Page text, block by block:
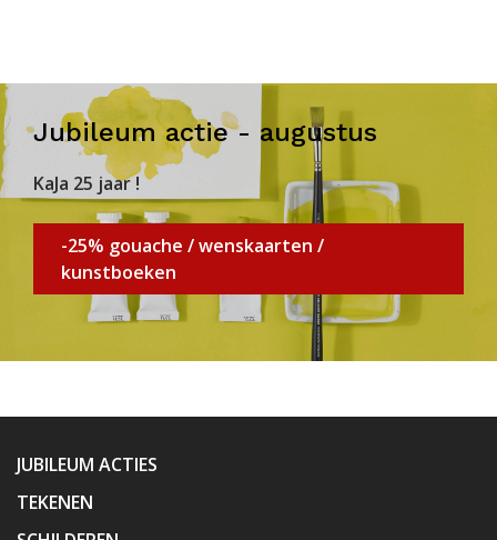
Jubileum actie - augustus
KaJa 25 jaar !
-25% gouache / wenskaarten /
kunstboeken
JUBILEUM ACTIES
TEKENEN